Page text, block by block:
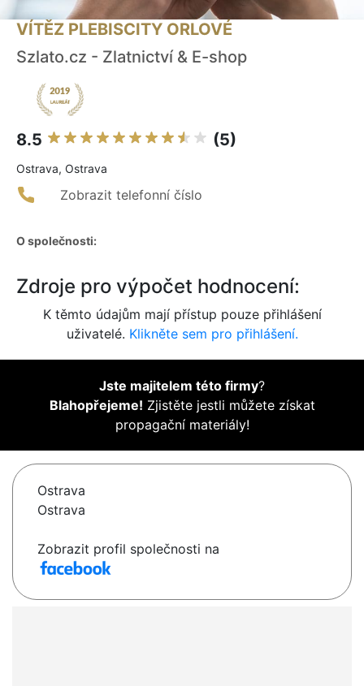
VÍTĚZ PLEBISCITY ORLOVÉ
Szlato.cz - Zlatnictví & E-shop
8.5 (5)
Ostrava, Ostrava
Zobrazit telefonní číslo
O společnosti:
Zdroje pro výpočet hodnocení:
K těmto údajům mají přístup pouze přihlášení
uživatelé. Klikněte sem pro přihlášení.
Jste majitelem této firmy?
Blahopřejeme! Zjistěte jestli můžete získat
propagační materiály!
Ostrava
Ostrava
Zobrazit profil společnosti na